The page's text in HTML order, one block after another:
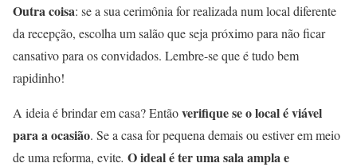
Outra coisa: se a sua cerimônia for realizada num local diferente
da recepção, escolha um salão que seja próximo para não ficar
cansativo para os convidados. Lembre-se que é tudo bem
rapidinho!
A ideia é brindar em casa? Entãoverifique se o local é viável
para a ocasião. Se a casa for pequena demais ou estiver em meio
de uma reforma, evite. O ideal é ter uma sala ampla e